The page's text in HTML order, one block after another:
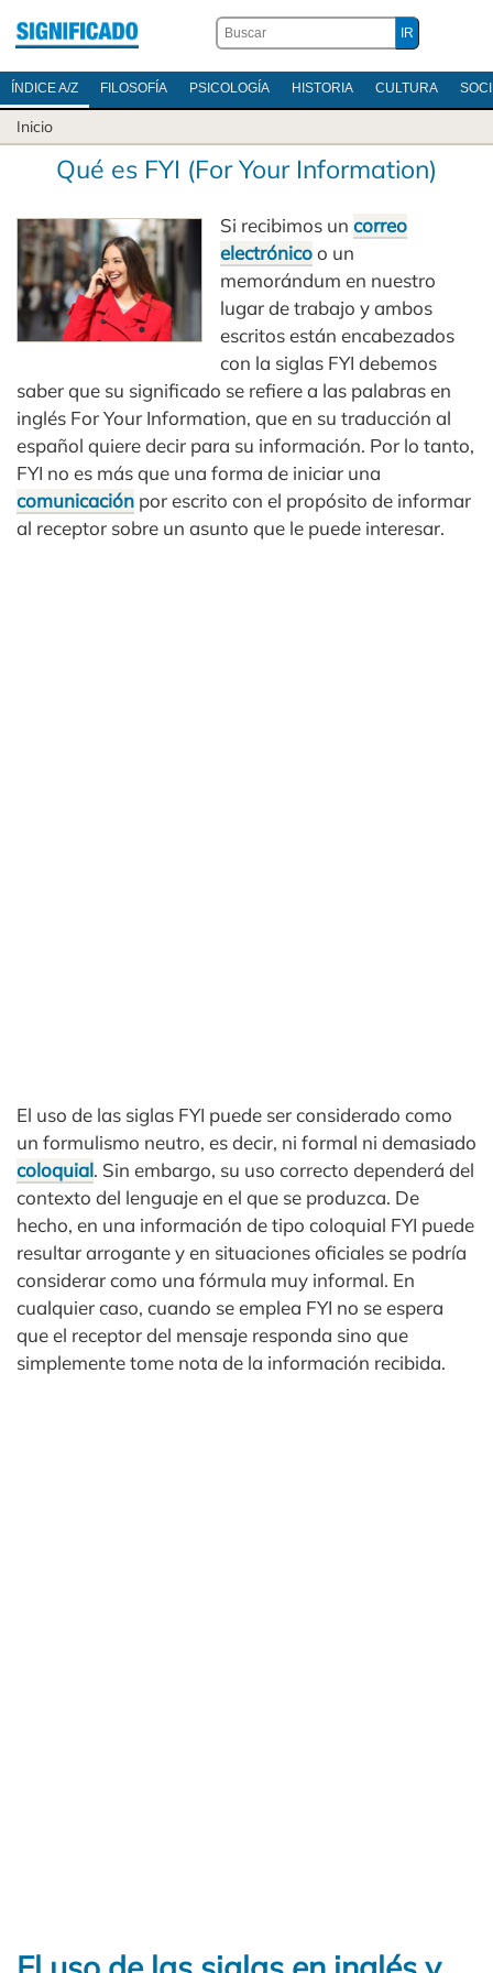
ÍNDICE A/Z FILOSOFÍA PSICOLOGÍA HISTORIA CULTURA
Inicio
Qué es FYI (For Your Information)
Si recibimos uncorreo
electrónicoo un
memorándum en nuestro
lugar de trabajo y ambos
escritos están encabezados
con la siglas FYI debemos
saber que su significado se refiere a las palabras en
inglés For Your Information, que en su traducción al
español quiere decir para su información. Por lo tanto,
FYI no es más que una forma de iniciar una
comunicación por escrito con el propósito de informar
al receptor sobre un asunto que le puede interesar.
El uso de las siglas FYI puede ser considerado como
un formulismo neutro, es decir, ni formal ni demasiado
coloquial. Sin embargo, su uso correcto dependerá del
contexto del lenguaje en el que se produzca. De
hecho, en una información de tipo coloquial FYI puede
resultar arrogante y en situaciones oficiales se podría
considerar como una fórmula muy informal. En
cualquier caso, cuando se emplea FYI no se espera
que el receptor del mensaje responda sino que
simplemente tome nota de la información recibida.